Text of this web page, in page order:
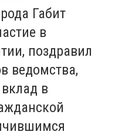
Габит
в
поздравил
ведомства,
в